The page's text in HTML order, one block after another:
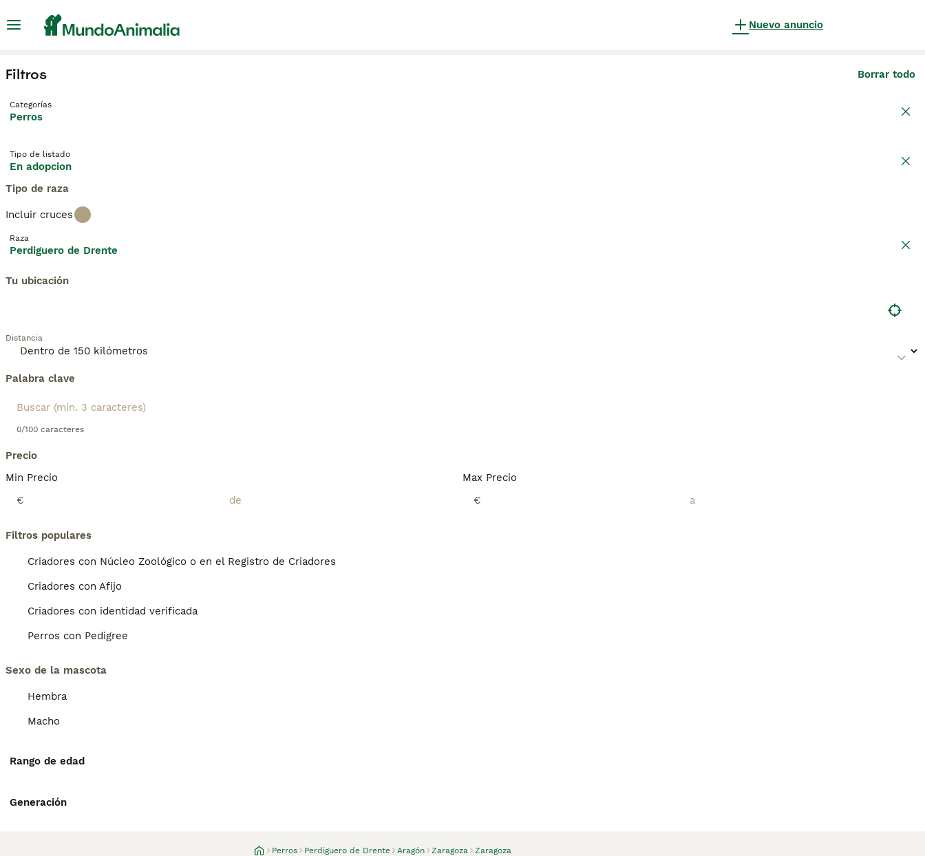
Nuevo anuncio
Filtros Borrar todo
Categorías
Perros
Tipo de listado
En adopcion
Tipo de raza
Incluir cruces
Raza
Perdiguero de Drente
Tu ubicación
Distancia
Palabra clave
0/100 caracteres
Precio
Min Precio
€
Max Precio
€
Filtros populares
Criadores con Núcleo Zoológico o en el Registro de Criadores
Criadores con Afijo
Criadores con identidad verificada
Perros con Pedigree
Sexo de la mascota
Hembra
Macho
Rango de edad
Generación
Perros Perdiguero de Drente Aragón Zaragoza Zaragoza